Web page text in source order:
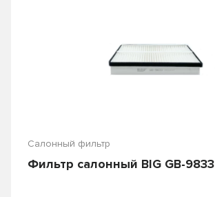
Салонный фильтр
Фильтр салонный BIG GB-9833